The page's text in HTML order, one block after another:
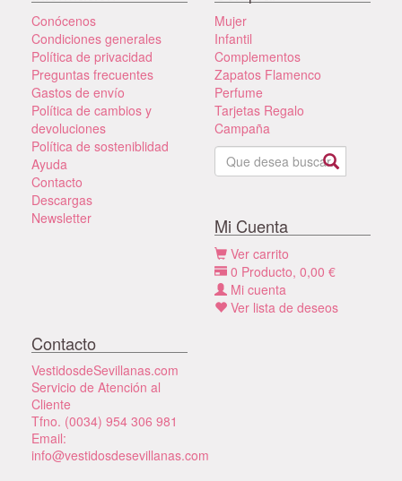
Conócenos
Condiciones generales
Política de privacidad
Preguntas frecuentes
Gastos de envío
Política de cambios y
devoluciones
Política de sosteniblidad
Ayuda
Contacto
Descargas
Newsletter
Mujer
Infantil
Complementos
Zapatos Flamenco
Perfume
Tarjetas Regalo
Campaña
Mi Cuenta
Ver carrito
0 Producto, 0,00 €
Mi cuenta
Ver lista de deseos
Contacto
VestidosdeSevillanas.com
Servicio de Atención al
Cliente
Tfno. (0034) 954 306 981
Email:
info@vestidosdesevillanas.com